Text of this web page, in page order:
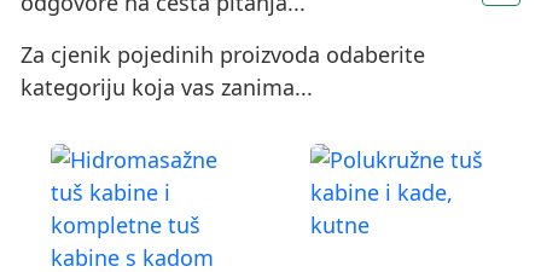
Za cjenik pojedinih proizvoda odaberite
kategoriju koja vas zanima...